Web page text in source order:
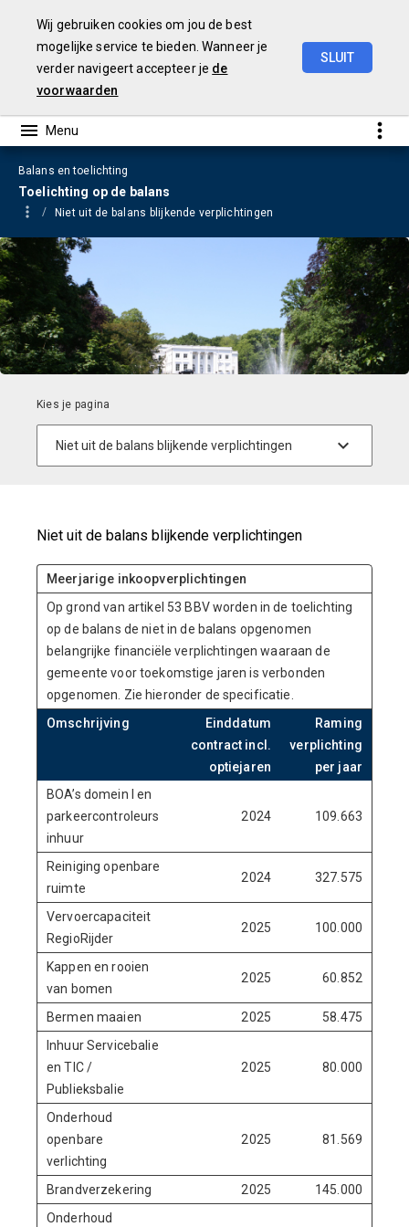
Wij gebruiken cookies om jou de best
mogelijke service te bieden. Wanneer je
verder navigeert accepteer je de
voorwaarden
SLUIT
Balans en toelichting
Toelichting op de balans
Niet uit de balans blijkende verplichtingen
Niet uit de balans blijkende verplichtingen
Meerjarige inkoopverplichtingen
Op grond van artikel 53 BBV worden in de toelichting
op de balans de niet in de balans opgenomen
belangrijke financiële verplichtingen waaraan de
gemeente voor toekomstige jaren is verbonden
opgenomen. Zie hieronder de specificatie.
Omschrijving
Einddatum
contract incl.
optiejaren
Raming
verplichting
per jaar
BOA’s domein I en
parkeercontroleurs
inhuur
2024 109.663
Reiniging openbare
ruimte
2024 327.575
Vervoercapaciteit
RegioRijder
2025 100.000
Kappen en rooien
van bomen
2025 60.852
Bermen maaien 2025
58.475
Inhuur Servicebalie
en TIC /
Publieksbalie
2025 80.000
Onderhoud
openbare
verlichting
2025 81.569
Brandverzekering 2025
145.000
Onderhoud